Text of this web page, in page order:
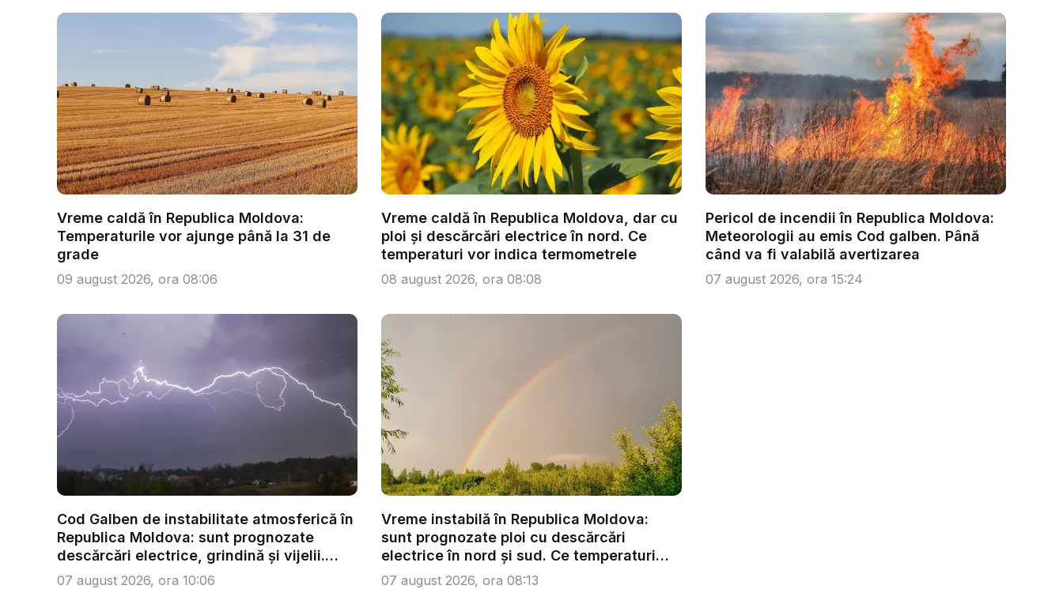
Vreme caldă în Republica Moldova:
Temperaturile vor ajunge până la 31 de
grade
09 august 2026, ora 08:06
Vreme caldă în Republica Moldova, dar cu
ploi și descărcări electrice în nord. Ce
temperaturi vor indica termometrele
08 august 2026, ora 08:08
Pericol de incendii în Republica Moldova:
Meteorologii au emis Cod galben. Până
când va fi valabilă avertizarea
07 august 2026, ora 15:24
Cod Galben de instabilitate atmosferică în
Republica Moldova: sunt prognozate
descărcări electrice, grindină și vijelii.
Câ...
07 august 2026, ora 10:06
Vreme instabilă în Republica Moldova:
sunt prognozate ploi cu descărcări
electrice în nord și sud. Ce temperaturi
se...
07 august 2026, ora 08:13